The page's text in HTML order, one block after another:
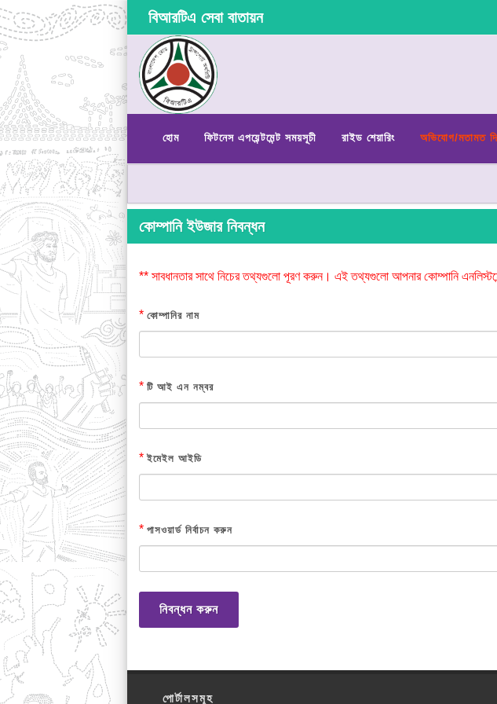
বিআরটিএ সেবা বাতায়ন
হোম ফিটনেস এপয়েন্টমেন্ট সময়সূচী রাইড শেয়ারিং অভিযোগ/মতামত
কোম্পানি ইউজার নিবন্ধন
** সাবধানতার সাথে নিচের তথ্যগুলো পূরণ করুন। এই তথ্যগুলো আপনার কোম্পানি
* কোম্পানির নাম
* টি আই এন নম্বর
* ইমেইল আইডি
* পাসওয়ার্ড নির্বাচন করুন
নিবন্ধন করুন
পোর্টালসমূহ